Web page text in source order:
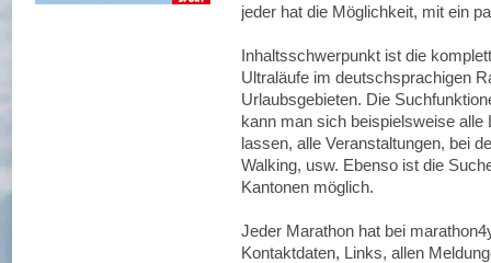
jeder hat die Möglichkeit, mit ein
Inhaltsschwerpunkt ist die
Ultraläufe im deutschsprachigen
Urlaubsgebieten. Die
kann man sich beispielsweise
lassen, alle Veranstaltungen, bei
Walking, usw. Ebenso ist die
Kantonen möglich.
Jeder Marathon hat bei
Kontaktdaten, Links, allen